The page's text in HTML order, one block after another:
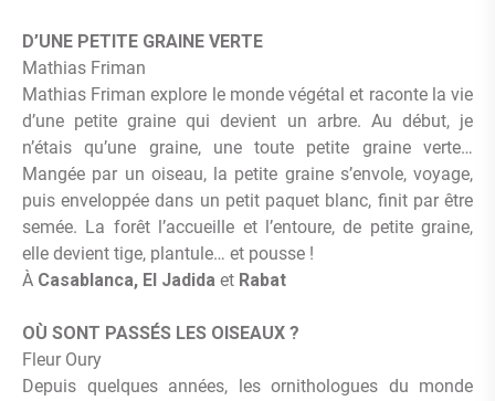
D’UNE PETITE GRAINE VERTE
Mathias Friman
Mathias Friman explore le monde végétal et raconte la vie
d’une petite graine qui devient un arbre. Au début, je
n’étais qu’une graine, une toute petite graine verte…
Mangée par un oiseau, la petite graine s’envole, voyage,
puis enveloppée dans un petit paquet blanc, finit par être
semée. La forêt l’accueille et l’entoure, de petite graine,
elle devient tige, plantule… et pousse !
À Casablanca, El Jadida et Rabat
OÙ SONT PASSÉS LES OISEAUX ?
Fleur Oury
Depuis quelques années, les ornithologues du monde